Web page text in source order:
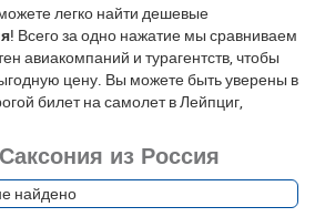
легко найти дешевые
! Всего за одно нажатие мы сравниваем
авиакомпаний и турагентств, чтобы
цену. Вы можете быть уверены в
билет на самолет в Лейпциг,
из Россия
найдено